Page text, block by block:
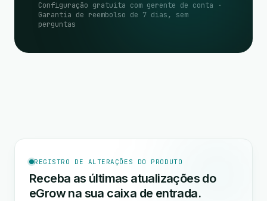
Configuração gratuita com gerente de conta ·
Garantia de reembolso de 7 dias, sem
perguntas
REGISTRO DE ALTERAÇÕES DO PRODUTO
Receba as últimas atualizações do
eGrow na sua caixa de entrada.